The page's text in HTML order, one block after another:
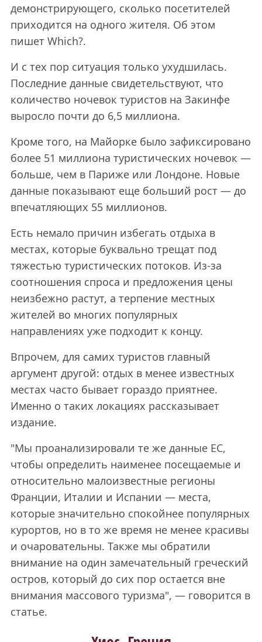
демонстрирующего, сколько посетителей
приходится на одного жителя. Об этом
пишет Which?.
И с тех пор ситуация только ухудшилась.
Последние данные свидетельствуют, что
количество ночевок туристов на Закинфе
выросло почти до 6,5 миллиона.
Кроме того, на Майорке было зафиксировано
более 51 миллиона туристических ночевок —
больше, чем в Париже или Лондоне. Новые
данные показывают еще больший рост — до
впечатляющих 55 миллионов.
Есть немало причин избегать отдыха в
местах, которые буквально трещат под
тяжестью туристических потоков. Из-за
соотношения спроса и предложения цены
неизбежно растут, а терпение местных
жителей во многих популярных
направлениях уже подходит к концу.
Впрочем, для самих туристов главный
аргумент другой: отдых в менее известных
местах часто бывает гораздо приятнее.
Именно о таких локациях рассказывает
издание.
"Мы проанализировали те же данные ЕС,
чтобы определить наименее посещаемые и
относительно малоизвестные регионы
Франции, Италии и Испании — места,
которые значительно спокойнее популярных
курортов, но в то же время не менее красивы
и очаровательны. Также мы обратили
внимание на один замечательный греческий
остров, который до сих пор остается вне
внимания массового туризма", — говорится в
статье.